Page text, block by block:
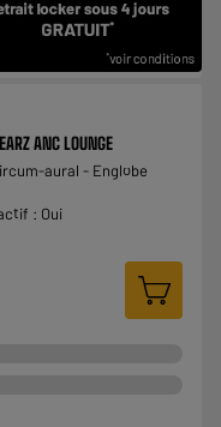
ANC LOUNGE
aural - Englobe
: Oui